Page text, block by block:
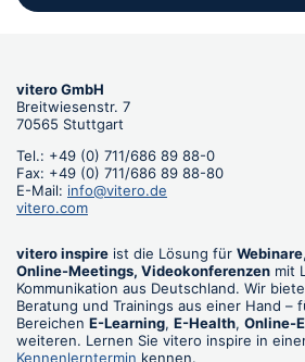
vitero GmbH
Breitwiesenstr. 7
70565 Stuttgart
Tel.: +49 (0) 711/686 89 88-0
Fax: +49 (0) 711/686 89 88-80
E-Mail: info@vitero.de
vitero.com
vitero inspire ist die Lösung für Webinare,
Online-Meetings, Videokonferenzen mit
Kommunikation aus Deutschland. Wir
Beratung und Trainings aus einer Hand –
Bereichen E-Learning, E-Health, Online-
weiteren. Lernen Sie vitero inspire in
Kennenlerntermin kennen.